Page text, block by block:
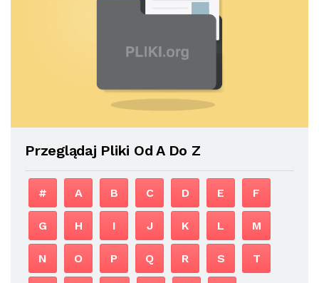
Przeglądaj Pliki Od A Do Z
# A B C D E F
G H I J K L M
N O P Q R S T